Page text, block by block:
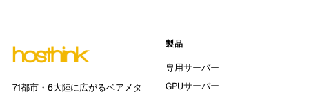
71都市・6大陸に広がるベアメタ
製品
専用サーバー
GPUサーバー